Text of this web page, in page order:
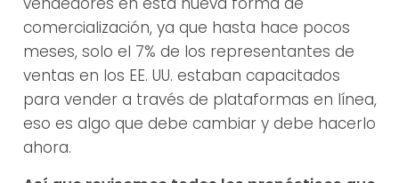
comercialización, ya que hasta hace pocos
meses, solo el 7% de los representantes de
ventas en los EE. UU. estaban capacitados
para vender a través de plataformas en línea,
eso es algo que debe cambiar y debe hacerlo
ahora.